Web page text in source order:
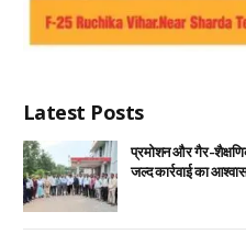
Latest Posts
प्रमोशन और गैर-शैक्षणिक
जल्द कार्रवाई का